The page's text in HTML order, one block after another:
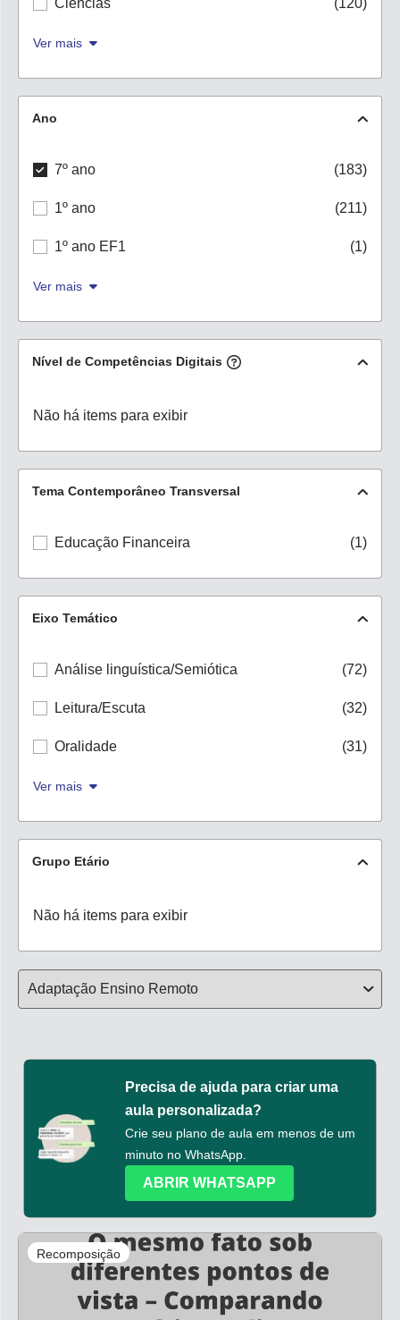
Ciências (120)
Ver mais
Ano
7º ano (183)
1º ano (211)
1º ano EF1 (1)
Ver mais
Nível de Competências Digitais
Não há items para exibir
Tema Contemporâneo Transversal
Educação Financeira (1)
Eixo Temático
Análise linguística/Semiótica (72)
Leitura/Escuta (32)
Oralidade (31)
Ver mais
Grupo Etário
Não há items para exibir
Precisa de ajuda para criar uma
aula personalizada?
Crie seu plano de aula em menos de um
minuto no WhatsApp.
ABRIR WHATSAPP
Recomposição